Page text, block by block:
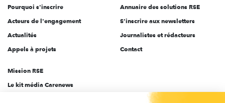
Pourquoi s'inscrire
Acteurs de l'engagement
Actualités
Appels à projets
Annuaire des solutions RSE
S'inscrire aux newsletters
Journalistes et rédacteurs
Contact
Mission RSE
Le kit média Carenews